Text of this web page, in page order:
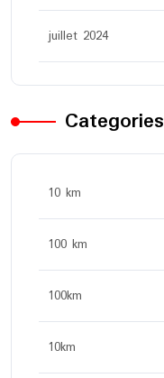
juillet 2024
Categories
10 km
100 km
100km
10km